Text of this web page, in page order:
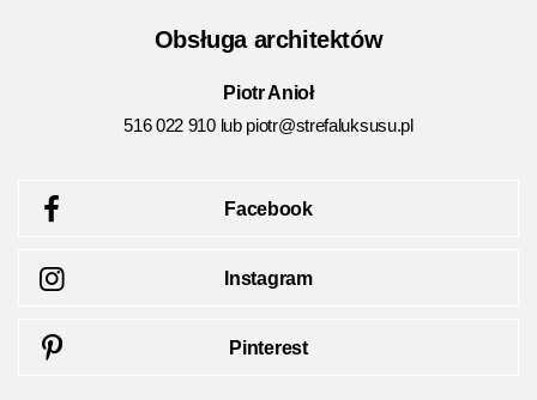
Obsługa architektów
Piotr Anioł
516 022 910 lub piotr@strefaluksusu.pl
Facebook
Instagram
Pinterest